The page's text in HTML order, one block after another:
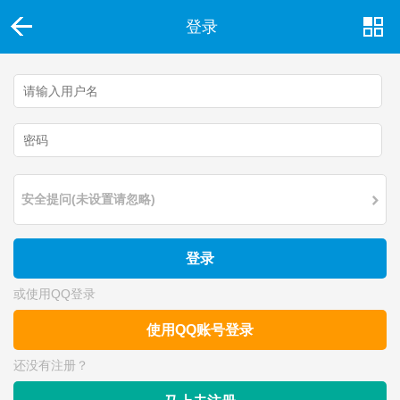
登录
安全提问(未设置请忽略)
登录
或使用QQ登录
使用QQ账号登录
还没有注册？